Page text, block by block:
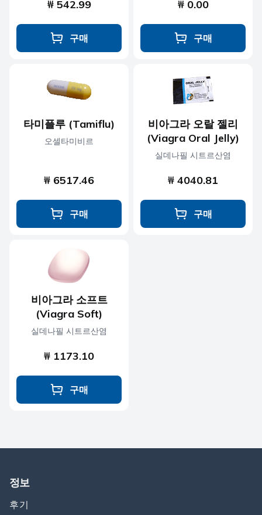
₩ 542.99
구매
₩ 0.00
구매
타미플루 (Tamiflu)
오셀타미비르
₩ 6517.46
구매
비아그라 오랄 젤리
(Viagra Oral Jelly)
실데나필 시트르산염
₩ 4040.81
구매
비아그라 소프트
(Viagra Soft)
실데나필 시트르산염
₩ 1173.10
구매
정보
후기